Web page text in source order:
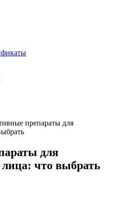
препараты для
для
что выбрать